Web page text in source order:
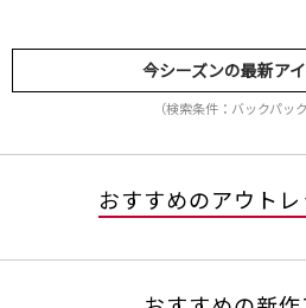
今シーズンの最新ア
（検索条件：バックパッ
おすすめのアウト